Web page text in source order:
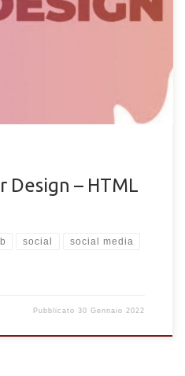
o social menu realizzati in
stili CSS per le social bar
Design – HTML
social social media
Pubblicato30 Gennaio 2022